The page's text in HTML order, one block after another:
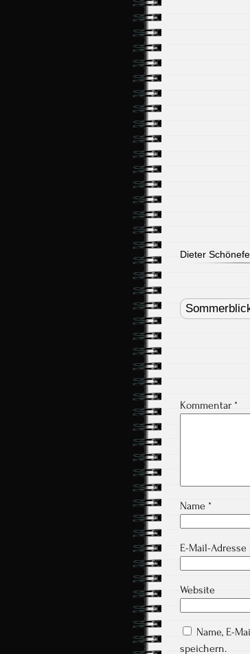
Dieter
Kommentar *
Name *
E-Mail-Adresse
Website
Name, E-
speichern.